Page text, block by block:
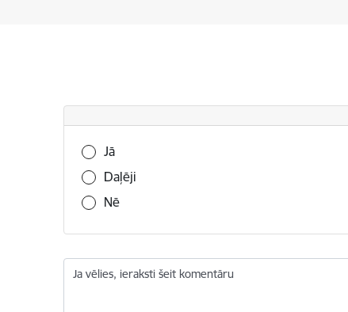
Vai šī informācija bija noderīga?
Jā
Daļēji
Nē
Ja vēlies, ieraksti šeit komentāru